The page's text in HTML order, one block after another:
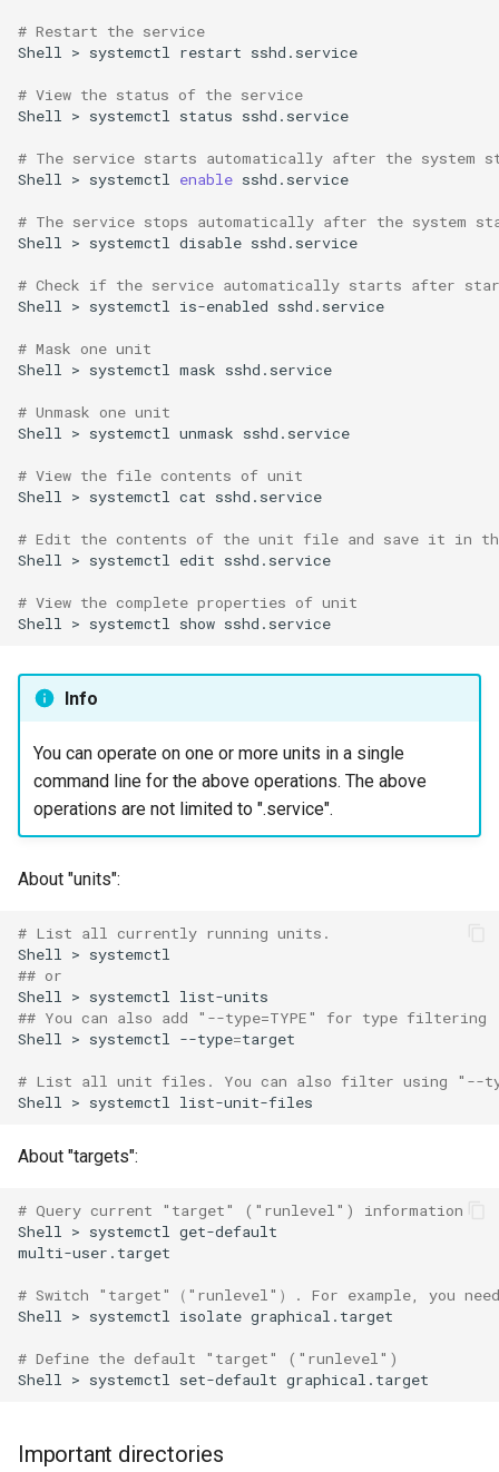
# Restart the service
Shell > systemctl restart sshd.service
# View the status of the service
Shell > systemctl status sshd.service
# The service starts automatically after the system
Shell > systemctl enable sshd.service
# The service stops automatically after the system
Shell > systemctl disable sshd.service
# Check if the service automatically starts after
Shell > systemctl is-enabled sshd.service
# Mask one unit
Shell > systemctl mask sshd.service
# Unmask one unit
Shell > systemctl unmask sshd.service
# View the file contents of unit
Shell > systemctl cat sshd.service
# Edit the contents of the unit file and save it in
Shell > systemctl edit sshd.service
# View the complete properties of unit
Shell > systemctl show
Info
You can operate on one or more units in a single
command line for the above operations. The above
operations are not limited to ".service".
About "units":
# List all currently running units.
Shell >
## or
Shell > systemctl
## You can also add "--type=TYPE" for type filtering
Shell > systemctl --type=target
# List all unit files. You can also filter using "--
Shell > systemctl
About "targets":
# Query current "target" ("runlevel") information
Shell > systemctl get-default
multi-user.target
# Switch "target"（"runlevel"）. For example, you
Shell > systemctl isolate graphical.target
# Define the default "target" ("runlevel")
Shell > systemctl set-default
Important directories